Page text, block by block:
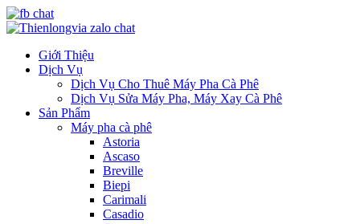
Giới Thiệu
Dịch Vụ
Dịch Vụ Cho Thuê Máy Pha Cà Phê
Dịch Vụ Sửa Máy Pha, Máy Xay Cà Phê
Sản Phẩm
Máy pha cà phê
Astoria
Ascaso
Breville
Biepi
Carimali
Casadio